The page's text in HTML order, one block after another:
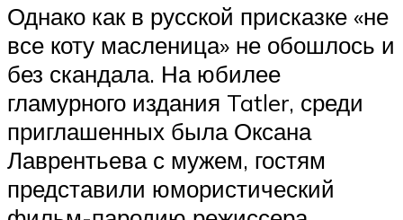
Однако как в русской присказке «не
все коту масленица» не обошлось и
без скандала. На юбилее
гламурного издания Tatler, среди
приглашенных была Оксана
Лаврентьева с мужем, гостям
представили юмористический